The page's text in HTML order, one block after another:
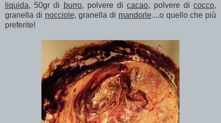
liquida, 50gr di burro, polvere dicacao, polvere dicocco,
granella di nocciole, granella di mandorle....o quello che più
preferite!